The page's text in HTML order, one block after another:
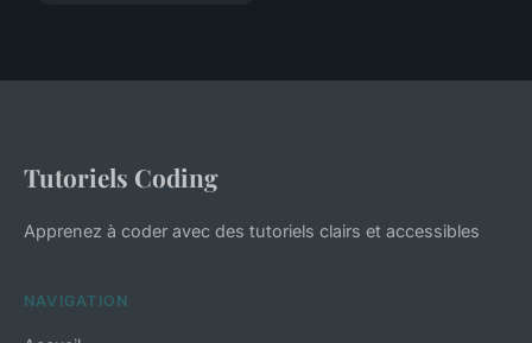
Tutoriels Coding
Apprenez à coder avec des tutoriels clairs et accessibles
NAVIGATION